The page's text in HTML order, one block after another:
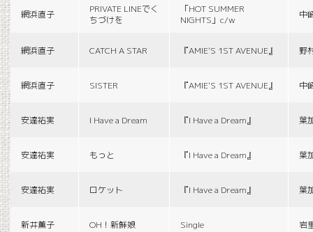
網浜直子
PRIVATE LINEでく
ちづけを
「HOT SUMMER
NIGHTS」c/w
中
網浜直子 CATCH A STAR 『AMIE'S 1ST AVENUE』 野
網浜直子 SISTER 『AMIE'S 1ST AVENUE』 中
安達祐実 I Have a Dream 『I Have a Dream』 葉
安達祐実 もっと 『I Have a Dream』 葉
安達祐実 ロケット 『I Have a Dream』 葉
新井薫子 OH！新鮮娘 Single 岩